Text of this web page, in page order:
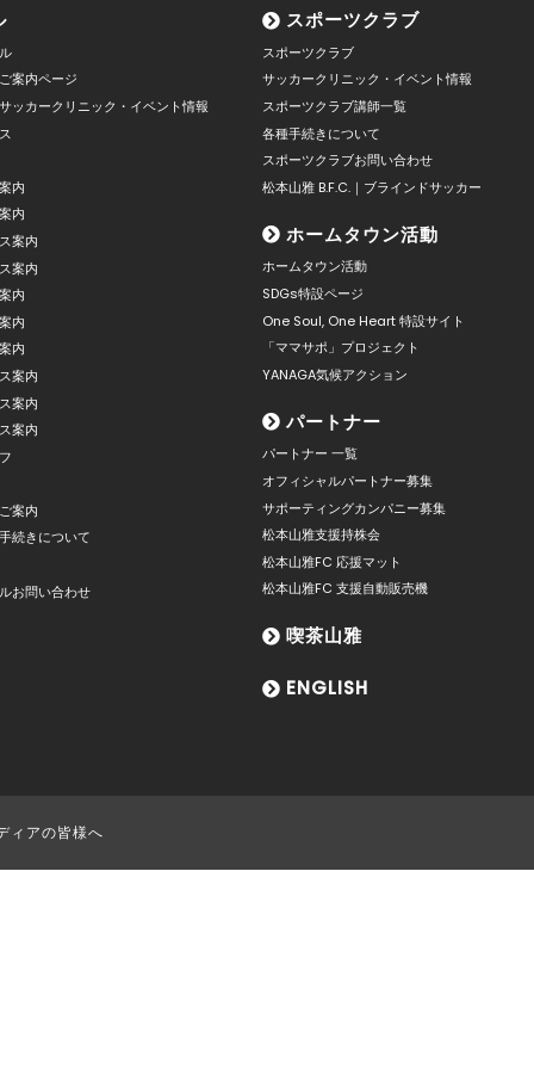
案内ページ
ッカークリニック・イベント情報
内
内
案内
案内
内
内
内
案内
案内
案内
案内
続きについて
お問い合わせ
スポーツクラブ
スポーツクラブ
サッカークリニック・イベント情報
スポーツクラブ講師一覧
各種手続きについて
スポーツクラブお問い合わせ
松本山雅 B.F.C.｜ブラインドサッカー
ホームタウン活動
ホームタウン活動
SDGs特設ページ
One Soul, One Heart 特設サイト
「ママサポ」プロジェクト
YANAGA気候アクション
パートナー
パートナー 一覧
オフィシャルパートナー募集
サポーティングカンパニー募集
松本山雅支援持株会
松本山雅FC 応援マット
松本山雅FC 支援自動販売機
喫茶山雅
ENGLISH
ィアの皆様へ